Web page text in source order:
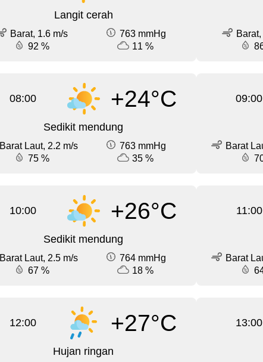
Langit cerah
Barat, 1.6 m/s
763 mmHg
92 %
11 %
08:00 +24°C
Sedikit mendung
Barat Laut, 2.2 m/s
763 mmHg
75 %
35 %
09:00
Barat
10:00 +26°C
Sedikit mendung
Barat Laut, 2.5 m/s
764 mmHg
67 %
18 %
11:00
Barat
12:00 +27°C
Hujan ringan
13:00